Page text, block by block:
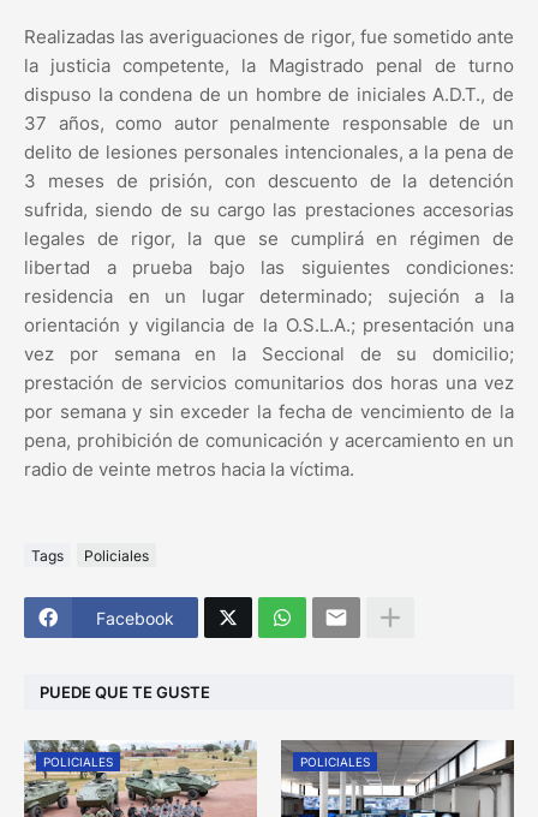
Realizadas las averiguaciones de rigor, fue sometido ante
la justicia competente, la Magistrado penal de turno
dispuso la condena de un hombre de iniciales A.D.T., de
37 años, como autor penalmente responsable de un
delito de lesiones personales intencionales, a la pena de
3 meses de prisión, con descuento de la detención
sufrida, siendo de su cargo las prestaciones accesorias
legales de rigor, la que se cumplirá en régimen de
libertad a prueba bajo las siguientes condiciones:
residencia en un lugar determinado; sujeción a la
orientación y vigilancia de la O.S.L.A.; presentación una
vez por semana en la Seccional de su domicilio;
prestación de servicios comunitarios dos horas una vez
por semana y sin exceder la fecha de vencimiento de la
pena, prohibición de comunicación y acercamiento en un
radio de veinte metros hacia la víctima.
Tags Policiales
Facebook
PUEDE QUE TE GUSTE
POLICIALES POLICIALES